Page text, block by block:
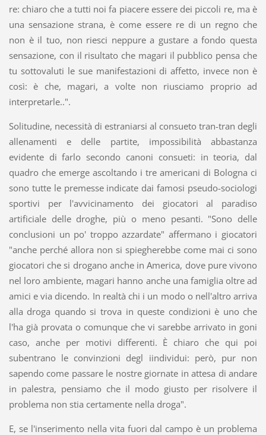
re: chiaro che a tutti noi fa piacere essere dei piccoli re, ma è
una sensazione strana, è come essere re di un regno che
non è il tuo, non riesci neppure a gustare a fondo questa
sensazione, con il risultato che magari il pubblico pensa che
tu sottovaluti le sue manifestazioni di affetto, invece non è
così: è che, magari, a volte non riusciamo proprio ad
interpretarle..".
Solitudine, necessità di estraniarsi al consueto tran-tran degli
allenamenti e delle partite, impossibilità abbastanza
evidente di farlo secondo canoni consueti: in teoria, dal
quadro che emerge ascoltando i tre americani di Bologna ci
sono tutte le premesse indicate dai famosi pseudo-sociologi
sportivi per l'avvicinamento dei giocatori al paradiso
artificiale delle droghe, più o meno pesanti. "Sono delle
conclusioni un po' troppo azzardate" affermano i giocatori
"anche perché allora non si spiegherebbe come mai ci sono
giocatori che si drogano anche in America, dove pure vivono
nel loro ambiente, magari hanno anche una famiglia oltre ad
amici e via dicendo. In realtà chi i un modo o nell'altro arriva
alla droga quando si trova in queste condizioni è uno che
l'ha già provata o comunque che vi sarebbe arrivato in goni
caso, anche per motivi differenti. È chiaro che qui poi
subentrano le convinzioni degl iindividui: però, pur non
sapendo come passare le nostre giornate in attesa di andare
in palestra, pensiamo che il modo giusto per risolvere il
problema non stia certamente nella droga".
E, se l'inserimento nella vita fuori dal campo è un problema